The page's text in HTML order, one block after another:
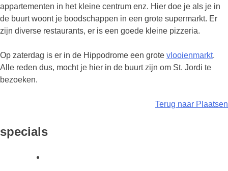
appartementen in het kleine centrum enz. Hier doe je als je in
de buurt woont je boodschappen in een grote supermarkt. Er
zijn diverse restaurants, er is een goede kleine pizzeria.
Op zaterdag is er in de Hippodrome een grote vlooienmarkt.
Alle reden dus, mocht je hier in de buurt zijn om St. Jordi te
bezoeken.
Terug naar Plaatsen
specials